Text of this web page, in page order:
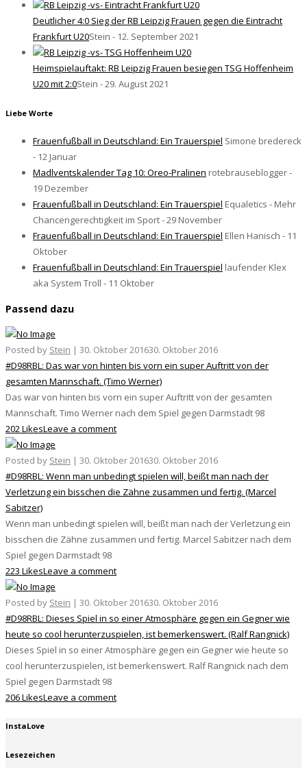
Deutlicher 4:0 Sieg der RB Leipzig Frauen gegen die Eintracht
Frankfurt U20Stein - 12. September 2021
Heimspielauftakt: RB Leipzig Frauen besiegen TSG Hoffenheim
U20 mit 2:0Stein - 29. August 2021
Liebe Worte
Frauenfußball in Deutschland: Ein Trauerspiel Simone bredereck
- 12 Januar
Madlventskalender Tag 10: Oreo-Pralinen rotebrauseblogger -
19 Dezember
Frauenfußball in Deutschland: Ein Trauerspiel Equaletics - Mehr
Chancengerechtigkeit im Sport - 29 November
Frauenfußball in Deutschland: Ein Trauerspiel Ellen Hanisch - 11
Oktober
Frauenfußball in Deutschland: Ein Trauerspiel laufender Klex
aka System Troll - 11 Oktober
Passend dazu
Posted by Stein | 30. Oktober 201630. Oktober 2016
#D98RBL: Das war von hinten bis vorn ein super Auftritt von der
gesamten Mannschaft. (Timo Werner)
Das war von hinten bis vorn ein super Auftritt von der gesamten
Mannschaft. Timo Werner nach dem Spiel gegen Darmstadt 98
202 LikesLeave a comment
Posted by Stein | 30. Oktober 201630. Oktober 2016
#D98RBL: Wenn man unbedingt spielen will, beißt man nach der
Verletzung ein bisschen die Zähne zusammen und fertig. (Marcel
Sabitzer)
Wenn man unbedingt spielen will, beißt man nach der Verletzung ein
bisschen die Zähne zusammen und fertig. Marcel Sabitzer nach dem
Spiel gegen Darmstadt 98
223 LikesLeave a comment
Posted by Stein | 30. Oktober 201630. Oktober 2016
#D98RBL: Dieses Spiel in so einer Atmosphäre gegen ein Gegner wie
heute so cool herunterzuspielen, ist bemerkenswert. (Ralf Rangnick)
Dieses Spiel in so einer Atmosphäre gegen ein Gegner wie heute so
cool herunterzuspielen, ist bemerkenswert. Ralf Rangnick nach dem
Spiel gegen Darmstadt 98
206 LikesLeave a comment
InstaLove
Lesezeichen